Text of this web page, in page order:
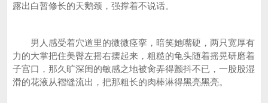
露出白暂修长的天鹅颈，强撑着不说话。
男人感受着穴道里的微微痉挛，暗笑她嘴硬，两只宽厚有
力的大掌把住美臀左摇右摆起来，粗糙的龟头随着摇晃研磨着
子宫口，那久旷深闺的敏感之地被肏弄得颤抖不已，一股股湿
滑的花液从褶缝流出，把那粗长的肉棒淋得黑亮黑亮。